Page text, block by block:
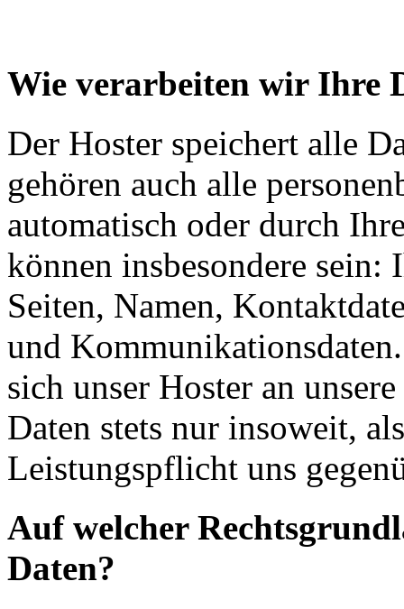
Wie verarbeiten wir Ihre
Der Hoster speichert alle
gehören auch alle
automatisch oder durch
können insbesondere sein:
Seiten, Namen,
und
sich unser Hoster an
Daten stets nur insoweit,
Leistungspflicht uns
Auf welcher
Daten?